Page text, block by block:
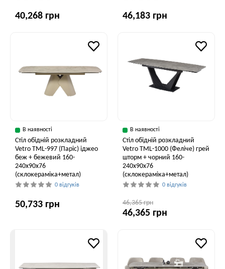
40,268 грн 46,183 грн
В наявності
Стіл обідній розкладний
Vetro ТМL-997 (Паріс) іджео
беж + бежевий 160-
240x90x76
(склокераміка+метал)
0 відгуків
50,733 грн
В наявності
Стіл обідній розкладний
Vetro ТМL-1000 (Феліче) грей
шторм + чорний 160-
240x90x76
(склокераміка+метал)
0 відгуків
46,365 грн
46,365 грн